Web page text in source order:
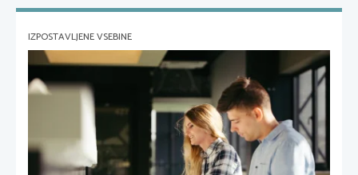
IZPOSTAVLJENE VSEBINE